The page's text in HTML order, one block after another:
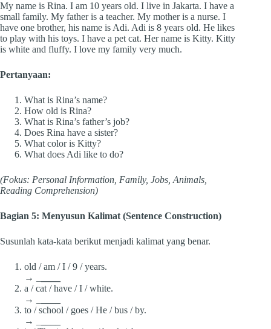
My name is Rina. I am 10 years old. I live in Jakarta. I have a
small family. My father is a teacher. My mother is a nurse. I
have one brother, his name is Adi. Adi is 8 years old. He likes
to play with his toys. I have a pet cat. Her name is Kitty. Kitty
is white and fluffy. I love my family very much.
Pertanyaan:
What is Rina’s name?
How old is Rina?
What is Rina’s father’s job?
Does Rina have a sister?
What color is Kitty?
What does Adi like to do?
(Fokus: Personal Information, Family, Jobs, Animals,
Reading Comprehension)
Bagian 5: Menyusun Kalimat (Sentence Construction)
Susunlah kata-kata berikut menjadi kalimat yang benar.
old / am / I / 9 / years.
→ _
a / cat / have / I / white.
→ _
to / school / goes / He / bus / by.
→ _